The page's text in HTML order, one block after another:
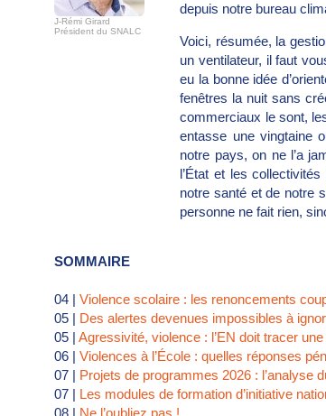
J-Rémi Girard
Président du SNALC
depuis notre bureau
Voici, résumée, la
un ventilateur, il faut
eu la bonne idée
fenêtres la nuit sans
commerciaux le sont,
entasse une vingtaine
notre pays, on ne l’a
l’État et les
notre santé et de notre
personne ne fait rien,
SOMMAIRE
04 | Violence scolaire : les renoncements
05 | Des alertes devenues impossibles à
05 | Agressivité, violence : l’EN doit tracer
06 | Violences à l’École : quelles réponses
07 | Projets de programmes 2026 : l’analyse
07 | Les modules de formation d’initiative
08 | Ne l’oubliez pas !